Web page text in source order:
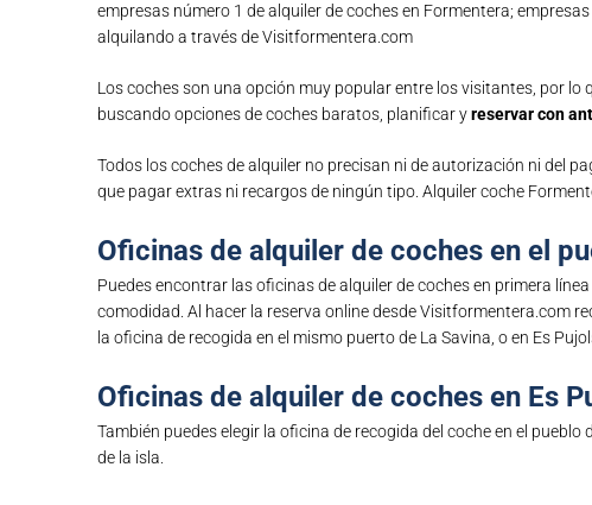
empresas número 1 de alquiler de coches en Formentera;
alquilando a través de Visitformentera.com
Los coches son una opción muy popular entre los visitantes, por
buscando opciones de coches baratos, planificar yreservar con
Todos los coches de alquiler no precisan ni de autorización ni del
que pagar extras ni recargos de ningún tipo. Alquiler coche
Oficinas de alquiler de coches en el
Puedes encontrar las oficinas de alquiler de coches en primera
comodidad. Al hacer la reserva online desde Visitformentera.com
la oficina de recogida en el mismo puerto de La Savina, o en Es
Oficinas de alquiler de coches en Es
También puedes elegir la oficina de recogida del coche en el
de la isla.